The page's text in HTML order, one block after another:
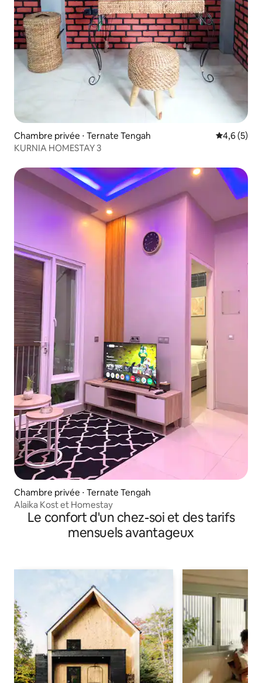
Chambre privée ⋅ Ternate Tengah Évaluation
4,6 (5)
KURNIA HOMESTAY 3
Chambre privée ⋅ Ternate Tengah
Alaika Kost et Homestay
Le confort d'un chez-soi et des tarifs
mensuels avantageux